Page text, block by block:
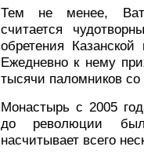
Тем не менее,
считается
обретения
Ежедневно к нему
тысячи паломников
Монастырь с 2005
до революции
насчитывает всего